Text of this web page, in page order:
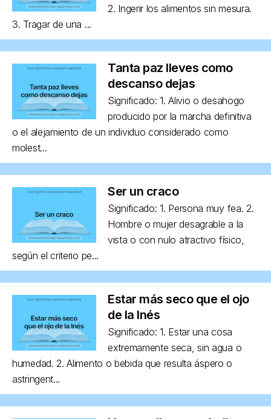
2. Ingerir los alimentos sin mesura.
3. Tragar de una ...
Tanta paz lleves como
descanso dejas
Significado: 1. Alivio o desahogo
producido por la marcha definitiva
o el alejamiento de un individuo considerado como
molest...
Ser un craco
Significado: 1. Persona muy fea. 2.
Hombre o mujer desagrable a la
vista o con nulo atractivo físico,
según el criterio pe...
Estar más seco que el ojo
de la Inés
Significado: 1. Estar una cosa
extremamente seca, sin agua o
humedad. 2. Alimento o bebida que resulta áspero o
astringent...